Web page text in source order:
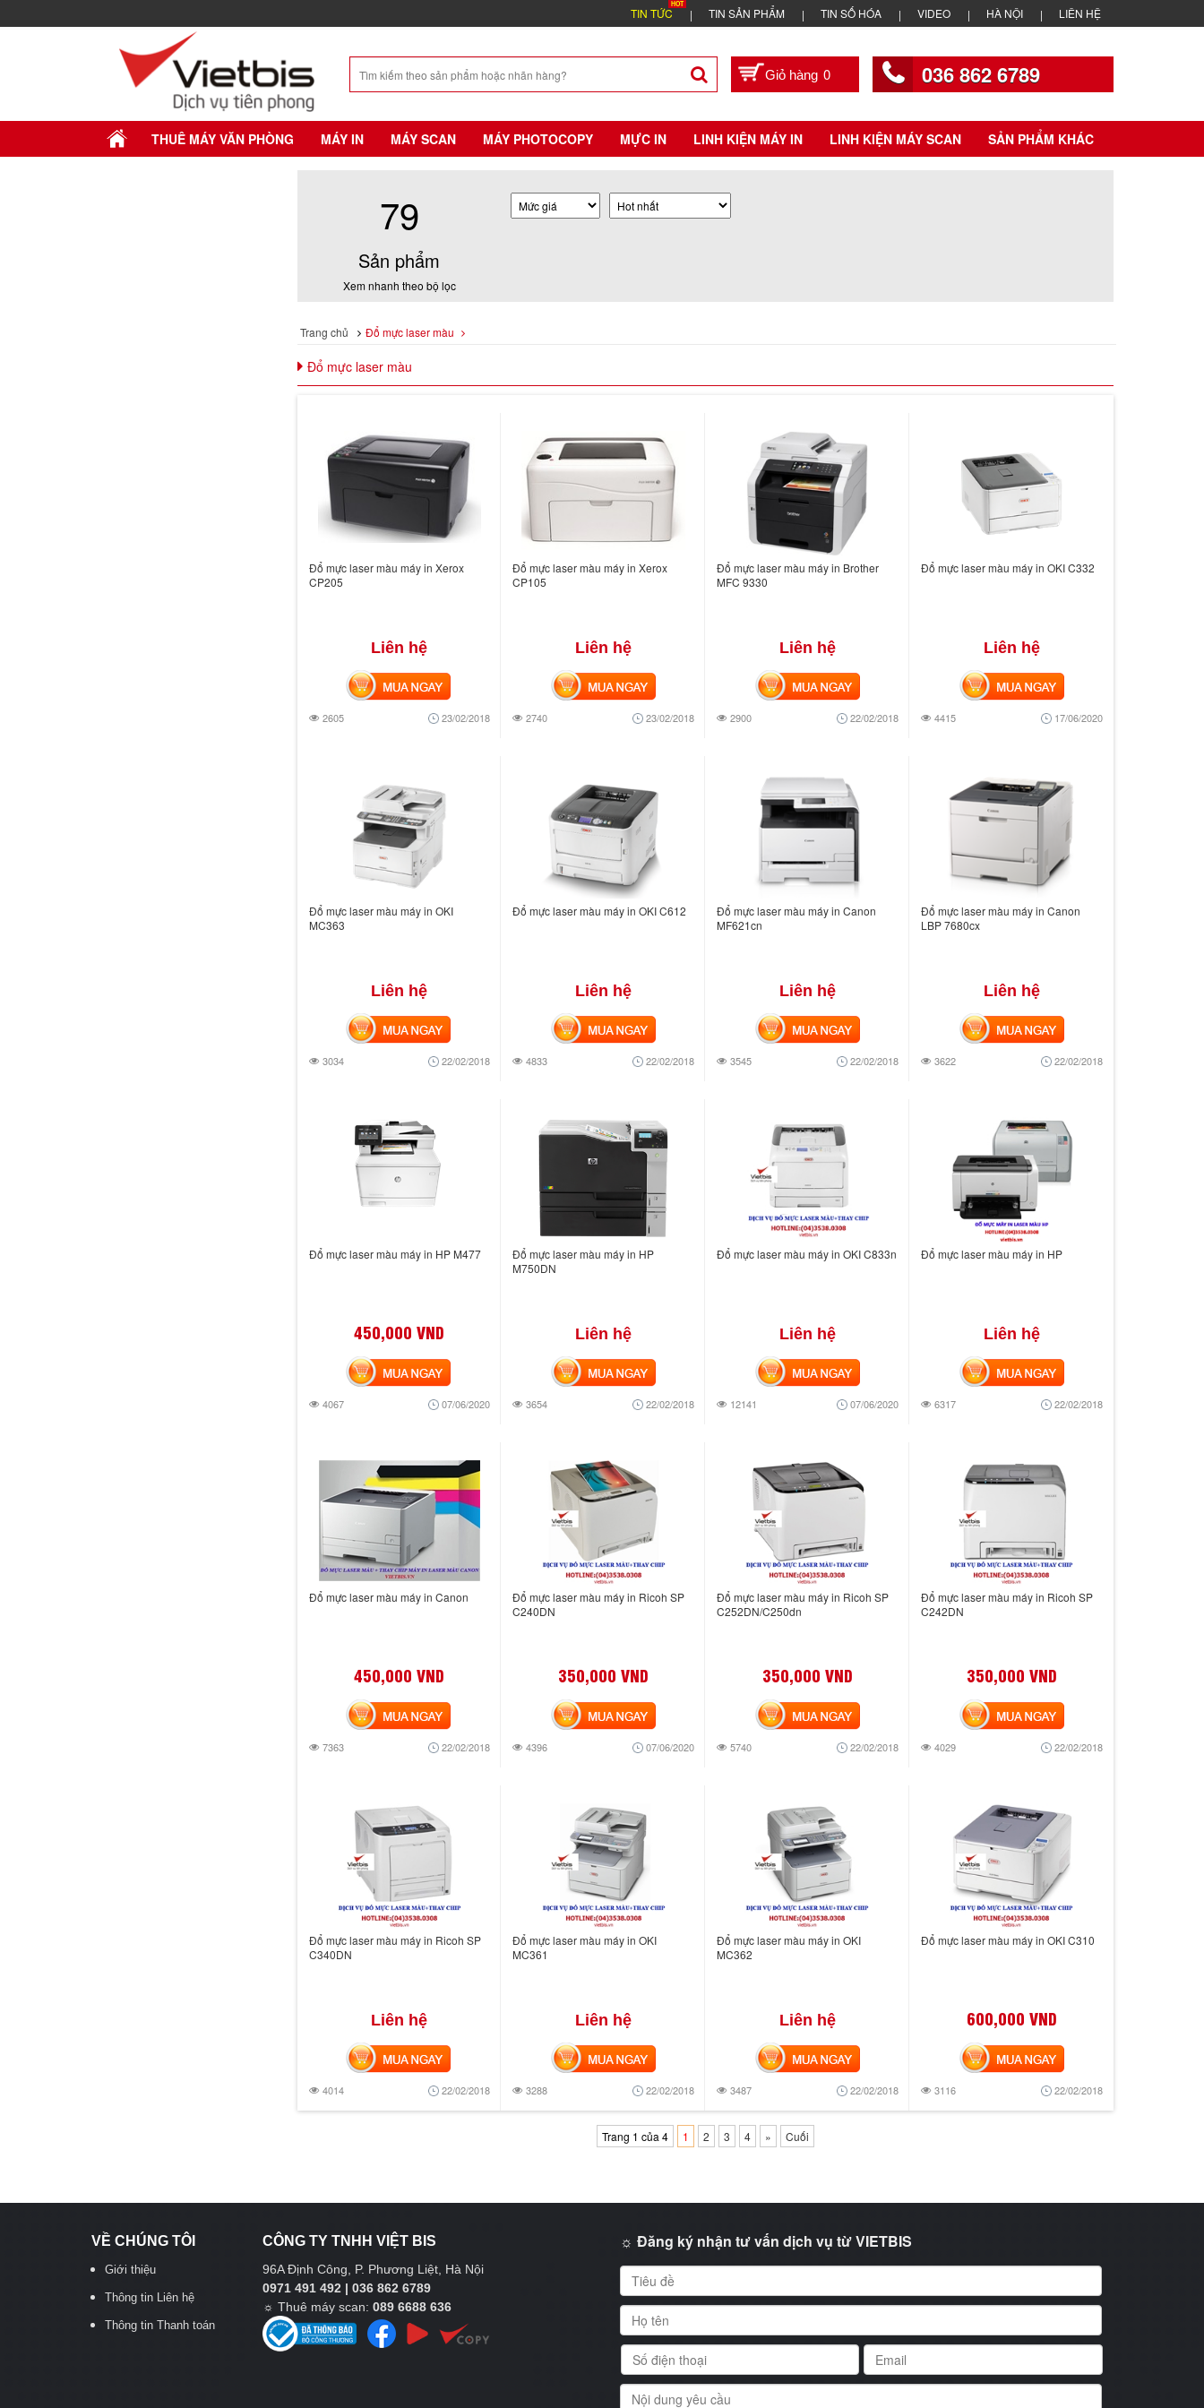
TIN TỨC TIN SẢN PHẨM TIN SỐ HÓA VIDEO HÀ NỘI LIÊN HỆ
0 036 862 6789
THUÊ MÁY VĂN PHÒNG MÁY IN MÁY SCAN MÁY PHOTOCOPY MỰC IN LINH KIỆN MÁY IN LINH KIỆN MÁY SCAN SẢN PHẨM KHÁC
79
Sản phẩm
Xem nhanh theo bộ lọc
Trang chủ Đổ mực laser màu
Đổ mực laser màu
Đổ mực laser màu máy in Xerox
CP205
Liên hệ
2605 23/02/2018
MUA NGAY
Đổ mực laser màu máy in Xerox
CP105
Liên hệ
2740 23/02/2018
MUA NGAY
Đổ mực laser màu máy in Brother
MFC 9330
Liên hệ
2900 22/02/2018
MUA NGAY
Đổ mực laser màu máy in OKI C332
Liên hệ
4415 17/06/2020
MUA NGAY
Đổ mực laser màu máy in OKI
MC363
Liên hệ
3034 22/02/2018
MUA NGAY
Đổ mực laser màu máy in OKI C612
Liên hệ
4833 22/02/2018
MUA NGAY
Đổ mực laser màu máy in Canon
MF621cn
Liên hệ
3545 22/02/2018
MUA NGAY
Đổ mực laser màu máy in Canon
LBP 7680cx
Liên hệ
3622 22/02/2018
MUA NGAY
Đổ mực laser màu máy in HP M477
450,000 VND
4067 07/06/2020
MUA NGAY
Đổ mực laser màu máy in HP
M750DN
Liên hệ
3654 22/02/2018
MUA NGAY
Đổ mực laser màu máy in OKI C833n
Liên hệ
12141 07/06/2020
MUA NGAY
Đổ mực laser màu máy in HP
Liên hệ
6317 22/02/2018
MUA NGAY
Đổ mực laser màu máy in Canon
450,000 VND
7363 22/02/2018
MUA NGAY
Đổ mực laser màu máy in Ricoh SP
C240DN
350,000 VND
4396 07/06/2020
MUA NGAY
Đổ mực laser màu máy in Ricoh SP
C252DN/C250dn
350,000 VND
5740 22/02/2018
MUA NGAY
Đổ mực laser màu máy in Ricoh SP
C242DN
350,000 VND
4029 22/02/2018
MUA NGAY
Đổ mực laser màu máy in Ricoh SP
C340DN
Liên hệ
4014 22/02/2018
MUA NGAY
Đổ mực laser màu máy in OKI
MC361
Liên hệ
3288 22/02/2018
MUA NGAY
Đổ mực laser màu máy in OKI
MC362
Liên hệ
3487 22/02/2018
MUA NGAY
Đổ mực laser màu máy in OKI C310
600,000 VND
3116 22/02/2018
MUA NGAY
Trang 1 của 4 1 2 3 4 » Cuối
VỀ CHÚNG TÔI
Giới thiệu
Thông tin Liên hệ
Thông tin Thanh toán
CÔNG TY TNHH VIỆT BIS
96A Định Công, P. Phương Liệt, Hà Nội
0971 491 492 | 036 862 6789
☼Thuê máy scan:089 6688 636
☼ Đăng ký nhận tư vấn dịch vụ từ VIETBIS